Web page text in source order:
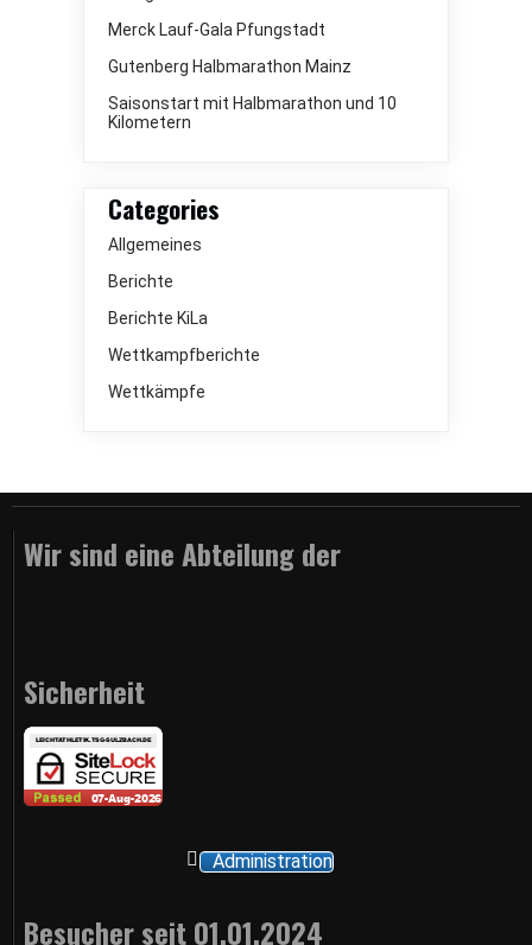
Merck Lauf-Gala Pfungstadt
Gutenberg Halbmarathon Mainz
Saisonstart mit Halbmarathon und 10
Kilometern
Categories
Allgemeines
Berichte
Berichte KiLa
Wettkampfberichte
Wettkämpfe
Wir sind eine Abteilung der
Sicherheit
Administration
Besucher seit 01.01.2024